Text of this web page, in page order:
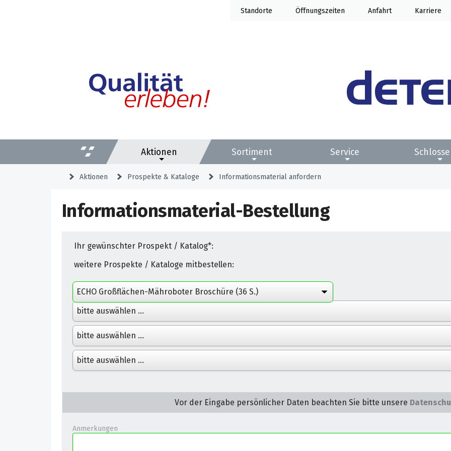
Standorte Öffnung Anfahrt Karriere
Aktionen Sortiment Service
Aktionen Prospekte & Kataloge Informationsmaterial anfordern
Informationsmaterial-Bestellung
Ihr gewünschter Prospekt / Katalog*:
weitere Prospekte / Kataloge mitbestellen:
Vor der Eingabe persönlicher Daten beachten Sie bitte unsere
Anmerkungen